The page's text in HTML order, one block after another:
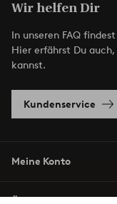
Wir helfen Dir
In unseren FAQ
Hier erfährst Du
kannst.
Kundenservice
Meine Konto